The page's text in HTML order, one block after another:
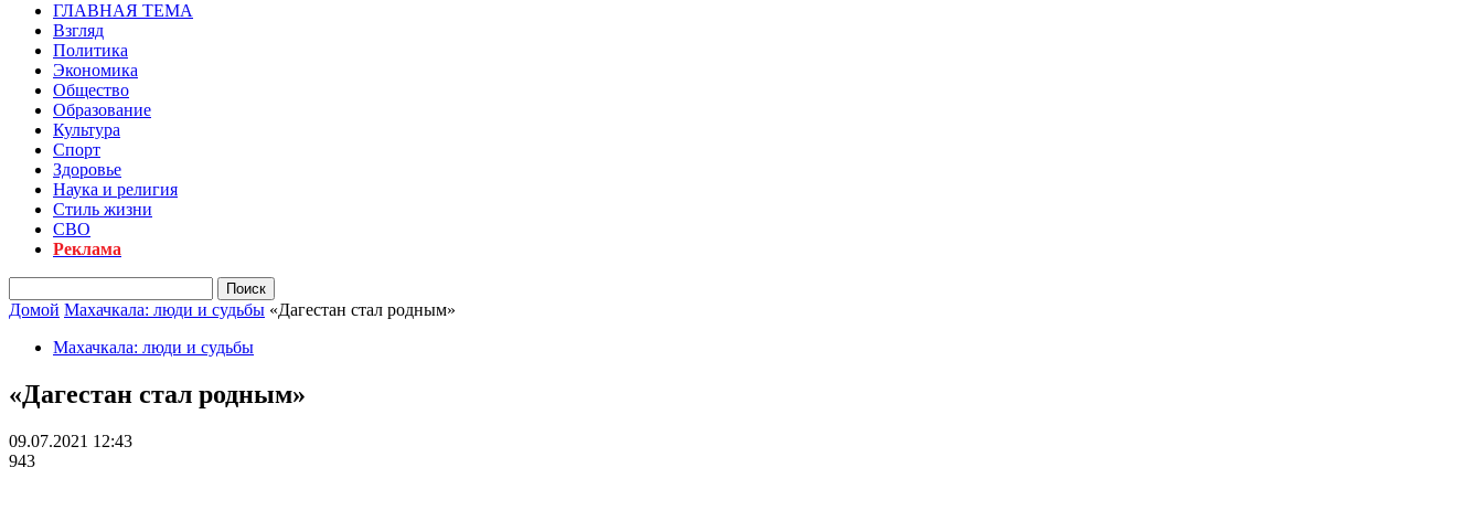
ГЛАВНАЯ ТЕМА
Взгляд
Политика
Экономика
Общество
Образование
Культура
Спорт
Здоровье
Наука и религия
Стиль жизни
СВО
Реклама
Домой Махачкала: люди и судьбы «Дагестан стал родным»
Махачкала: люди и судьбы
«Дагестан стал родным»
09.07.2021 12:43
943